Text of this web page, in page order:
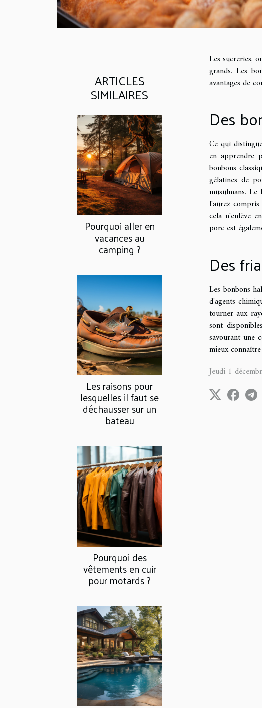
ARTICLES
SIMILAIRES
Pourquoi aller en
vacances au
camping ?
Les raisons pour
lesquelles il faut se
déchausser sur un
bateau
Pourquoi des
vêtements en cuir
pour motards ?
Les sucreries,
grands. Les
avantages de
Des
Ce qui
en apprendre
bonbons
gélatines de
musulmans.
l'aurez
cela n'enlève
porc est
Des
Les bonbons
d'agents
tourner aux
sont
savourant une
mieux
Jeudi 1